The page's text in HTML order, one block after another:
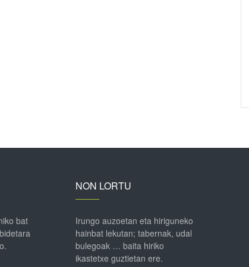
bat
NON LORTU
Irungo auzoetan eta hiriguneko
hainbat lekutan; tabernak, udal
bulegoak … baita hiriko
ikastetxe guztietan ere.